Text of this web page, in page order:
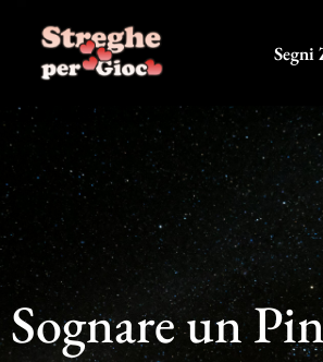
contenuto
Segni
Sognare un